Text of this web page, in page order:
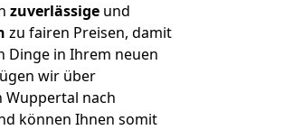
zuverlässige und
zu fairen Preisen, damit
Dinge in Ihrem neuen
wir über
nach
können Ihnen somit